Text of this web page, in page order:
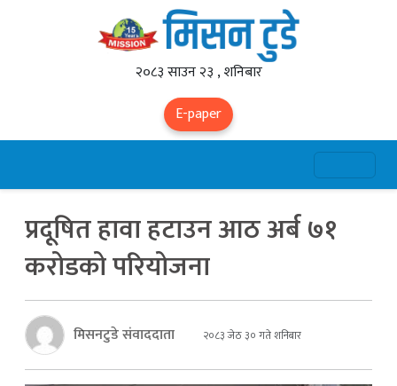
२०८३ साउन २३ , शनिबार
E-paper
प्रदूषित हावा हटाउन आठ अर्ब ७१
करोडको परियोजना
मिसनटुडे संवाददाता २०८३ जेठ ३० गते शनिबार